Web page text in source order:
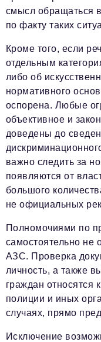
смысл обращаться
по факту таких
Кроме того, если
отдельным
либо об
нормативного
оспорена. Любые
объективное и
доведены до
важно следить за
появляются от
большого
не официальных
Полномочиями по
самостоятельно не
АЗС. Проверка
личность, а также
граждан относятся
полиции и иных
случаях, прямо
Исключение